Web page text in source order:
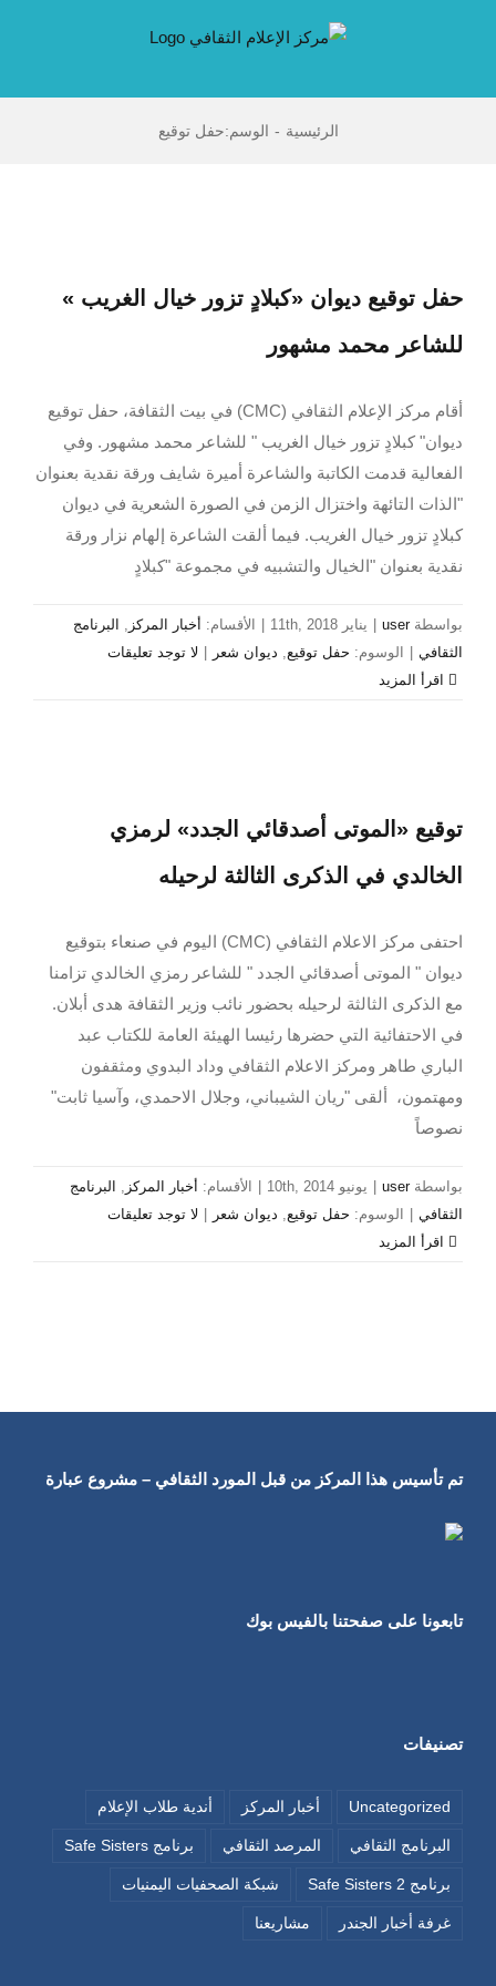
الرئيسية - الوسم:حفل توقيع
حفل توقيع ديوان «كبلادٍ تزور خيال الغريب »
للشاعر محمد مشهور
أقام مركز الإعلام الثقافي (CMC) في بيت الثقافة، حفل توقيع
ديوان" كبلادٍ تزور خيال الغريب " للشاعر محمد مشهور. وفي
الفعالية قدمت الكاتبة والشاعرة أميرة شايف ورقة نقدية بعنوان
"الذات التائهة واختزال الزمن في الصورة الشعرية في ديوان
كبلادٍ تزور خيال الغريب. فيما ألقت الشاعرة إلهام نزار ورقة
نقدية بعنوان "الخيال والتشبيه في مجموعة "كبلادٍ
بواسطةuser يناير 11th, 2018 الأقسام: أخبار المركز ,
البرنامج
الثقافي
الوسوم: حفل توقيع, ديوان شعر
لا توجد تعليقات
توقيع «الموتى أصدقائي الجدد» لرمزي
الخالدي في الذكرى الثالثة لرحيله
احتفى مركز الاعلام الثقافي (CMC) اليوم في صنعاء بتوقيع
ديوان " الموتى أصدقائي الجدد " للشاعر رمزي الخالدي تزامنا
مع الذكرى الثالثة لرحيله بحضور نائب وزير الثقافة هدى أبلان.
في الاحتفائية التي حضرها رئيسا الهيئة العامة للكتاب عبد
الباري طاهر ومركز الاعلام الثقافي وداد البدوي ومثقفون
ومهتمون، ألقى "ريان الشيباني، وجلال الاحمدي، وآسيا ثابت"
نصوصاً
بواسطةuser يونيو 10th, 2014 الأقسام: أخبار المركز ,
البرنامج
الثقافي
الوسوم: حفل توقيع, ديوان شعر
لا توجد تعليقات
تم تأسيس هذا المركز من قبل المورد الثقافي – مشروع عبارة
تابعونا على صفحتنا بالفيس بوك
تصنيفات
Uncategorized أخبار المركز أندية طلاب الإعلام
البرنامج الثقافي المرصد الثقافي برنامج Safe Sisters
برنامج Safe Sisters 2 شبكة الصحفيات اليمنيات
غرفة أخبار الجندر مشاريعنا